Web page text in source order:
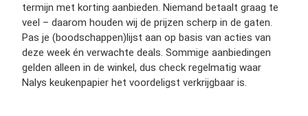
termijn met korting aanbieden. Niemand betaalt graag te
veel – daarom houden wij de prijzen scherp in de gaten.
Pas je (boodschappen)lijst aan op basis van acties van
deze week én verwachte deals. Sommige aanbiedingen
gelden alleen in de winkel, dus check regelmatig waar
Nalys keukenpapier het voordeligst verkrijgbaar is.